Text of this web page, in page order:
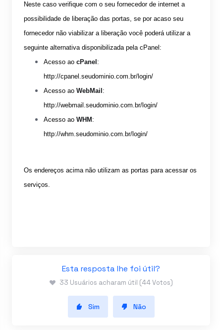
Neste caso verifique com o seu fornecedor de internet a
possibilidade de liberação das portas, se por acaso seu
fornecedor não viabilizar a liberação você poderá utilizar a
seguinte alternativa disponibilizada pela cPanel:
Acesso ao cPanel :
http://cpanel.seudominio.com.br/login/
Acesso ao WebMail :
http://webmail.seudominio.com.br/login/
Acesso ao WHM :
http://whm.seudominio.com.br/login/
Os endereços acima não utilizam as portas para acessar os
serviços.
Esta resposta lhe foi útil?
33 Usuários acharam útil (44 Votos)
Sim Não